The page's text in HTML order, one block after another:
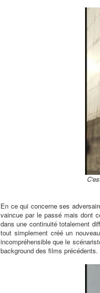
En ce qui concerne ses
vaincue par le passé mais dont
dans une continuité totalement
tout simplement créé un
incompréhensible que le
background des films précédents.